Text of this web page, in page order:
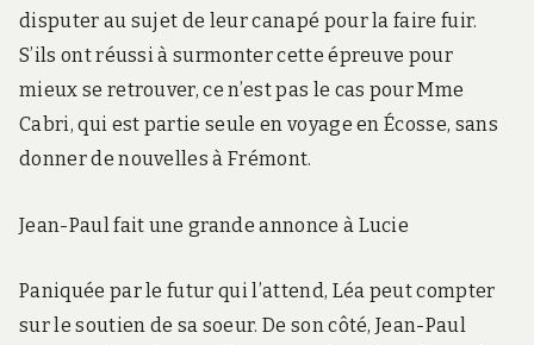
disputer au sujet de leur canapé pour la faire fuir.
S’ils ont réussi à surmonter cette épreuve pour
mieux se retrouver, ce n’est pas le cas pour Mme
Cabri, qui est partie seule en voyage en Écosse, sans
donner de nouvelles à Frémont.
Jean-Paul fait une grande annonce à Lucie
Paniquée par le futur qui l’attend, Léa peut compter
sur le soutien de sa soeur. De son côté, Jean-Paul